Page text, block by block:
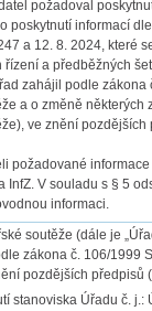
požadoval
poskytnutí informací
a 12. 8. 2024, které
a předběžných
zahájil podle zákona
a o změně některých
ve znění pozdějších
požadované
InfZ. V souladu s § 5
informaci.
soutěže (dále je
zákona č. 106/1999
pozdějších předpisů
stanoviska Úřadu č. j.: